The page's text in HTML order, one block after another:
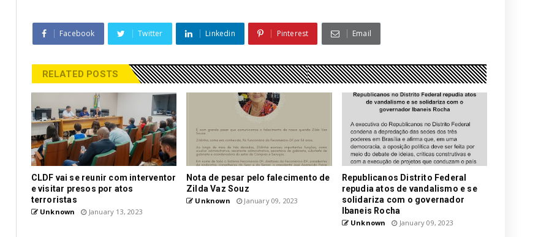
Facebook Twitter Linkedin Pinterest Email
RELATED POSTS
CLDF vai se reunir com interventor
e visitar presos por atos
terroristas
Unknown January 13, 2023
Nota de pesar pelo falecimento de
Zilda Vaz Souz
Unknown January 09, 2023
Republicanos Distrito Federal
repudia atos de vandalismo e se
solidariza com o governador
Ibaneis Rocha
Unknown January 09, 2023